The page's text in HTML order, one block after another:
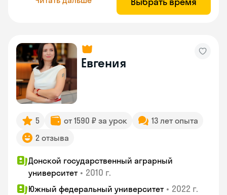
Евгения
5 от 1590 ₽ за урок
13 лет опыта
2 отзыва
Донской государственный аграрный
университет • 2010 г.
Южный федеральный университет • 2022 г.